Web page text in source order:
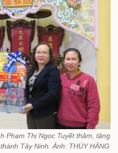
Phạm Thị Ngọc Tuyết thăm, tặng
Tây Ninh. Ảnh: THÚY HẰNG